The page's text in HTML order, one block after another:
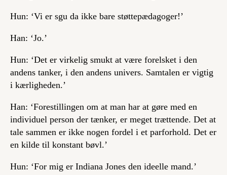
Hun: ‘Vi er sgu da ikke bare støttepædagoger!’
Han: ‘Jo.’
Hun: ‘Det er virkelig smukt at være forelsket i den
andens tanker, i den andens univers. Samtalen er vigtig
i kærligheden.’
Han: ‘Forestillingen om at man har at gøre med en
individuel person der tænker, er meget trættende. Det at
tale sammen er ikke nogen fordel i et parforhold. Det er
en kilde til konstant bøvl.’
Hun: ‘For mig er Indiana Jones den ideelle mand.’